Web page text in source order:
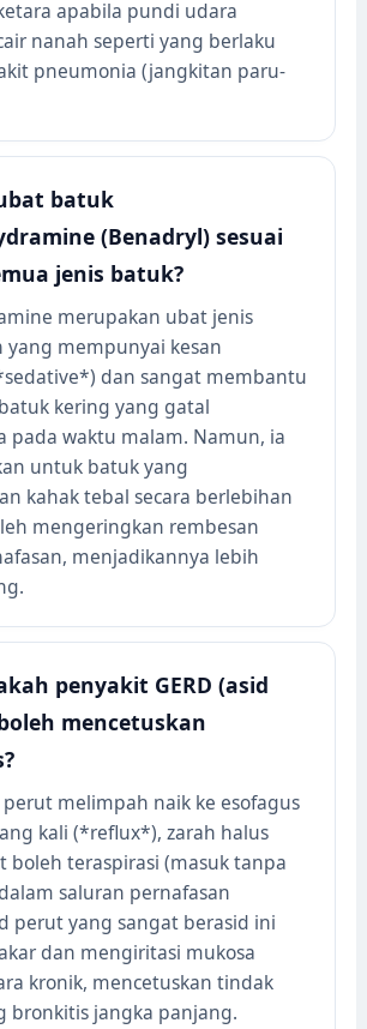
apabila pundi udara
nanah seperti yang berlaku
pneumonia (jangkitan paru-
batuk
(Benadryl) sesuai
jenis batuk?
merupakan ubat jenis
mempunyai kesan
dan sangat membantu
kering yang gatal
pada waktu malam. Namun, ia
untuk batuk yang
kahak tebal secara berlebihan
mengeringkan rembesan
menjadikannya lebih
penyakit GERD (asid
mencetuskan
melimpah naik ke esofagus
kali (*reflux*), zarah halus
boleh teraspirasi (masuk tanpa
saluran pernafasan
perut yang sangat berasid ini
dan mengiritasi mukosa
kronik, mencetuskan tindak
bronkitis jangka panjang.